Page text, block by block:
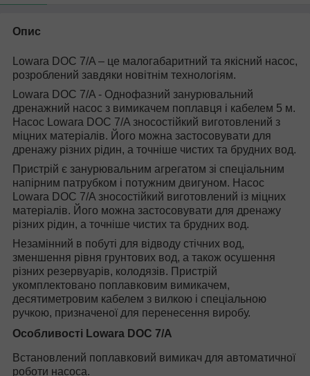
Опис
Lowara DOC 7/A – це малогабаритний та якісний насос,
розроблений завдяки новітнім технологіям.
Lowara DOC 7/A - Однофазний занурювальний
дренажний насос з вимикачем поплавця і кабелем 5 м.
Насос Lowara DOC 7/A зносостійкий виготовлений з
міцних матеріалів. Його можна застосовувати для
дренажу різних рідин, а точніше чистих та брудних вод.
Пристрій є занурювальним агрегатом зі спеціальним
напірним патрубком і потужним двигуном. Насос
Lowara DOC 7/A зносостійкий виготовлений із міцних
матеріалів. Його можна застосовувати для дренажу
різних рідин, а точніше чистих та брудних вод.
Незамінний в побуті для відводу стічних вод,
зменшення рівня грунтових вод, а також осушення
різних резервуарів, колодязів. Пристрій
укомплектовано поплавковим вимикачем,
десятиметровим кабелем з вилкою і спеціальною
ручкою, призначеної для перенесення виробу.
Особливості Lowara DOC 7/A
Встановлений поплавковий вимикач для автоматичної
роботи насоса.